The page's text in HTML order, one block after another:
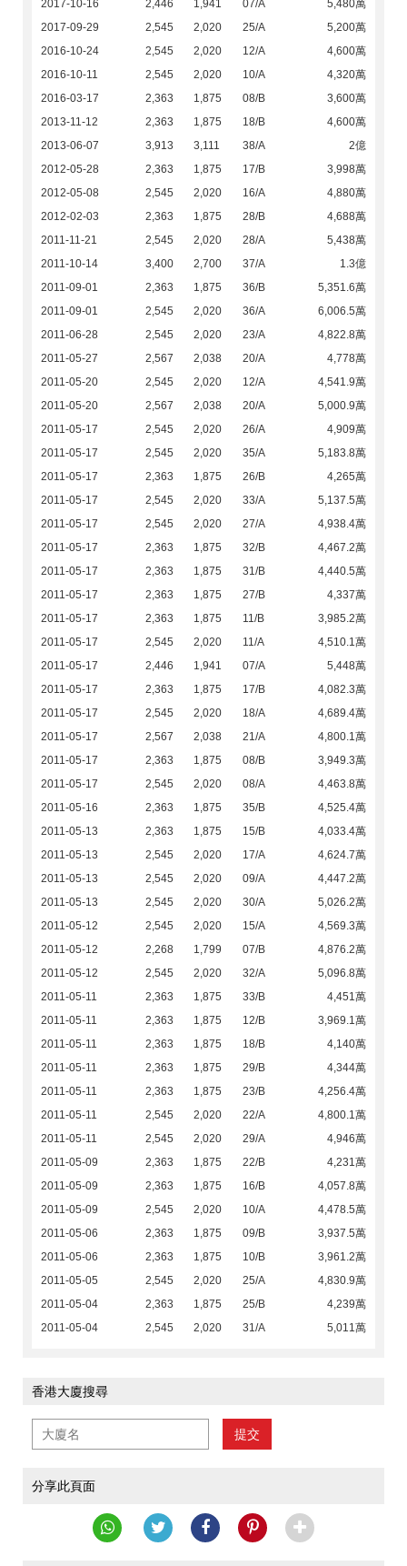
2017-10-16 2,446 1,941 07/A
5,480萬
2017-09-29
2,545 2,020 25/A
5,200萬
2016-10-24
2,545 2,020 12/A
4,600萬
2016-10-11
2,545 2,020 10/A
4,320萬
2016-03-17
2,363 1,875 08/B
3,600萬
2013-11-12
2,363 1,875 18/B
4,600萬
2013-06-07
3,913 3,111 38/A
2億
2012-05-28
2,363 1,875 17/B
3,998萬
2012-05-08
2,545 2,020 16/A
4,880萬
2012-02-03
2,363 1,875 28/B
4,688萬
2011-11-21
2,545 2,020 28/A
5,438萬
2011-10-14
3,400 2,700 37/A
1.3億
2011-09-01
2,363 1,875 36/B
5,351.6萬
2011-09-01
2,545 2,020 36/A
6,006.5萬
2011-06-28
2,545 2,020 23/A
4,822.8萬
2011-05-27
2,567 2,038 20/A
4,778萬
2011-05-20
2,545 2,020 12/A
4,541.9萬
2011-05-20
2,567 2,038 20/A
5,000.9萬
2011-05-17
2,545 2,020 26/A
4,909萬
2011-05-17
2,545 2,020 35/A
5,183.8萬
2011-05-17
2,363 1,875 26/B
4,265萬
2011-05-17
2,545 2,020 33/A
5,137.5萬
2011-05-17
2,545 2,020 27/A
4,938.4萬
2011-05-17
2,363 1,875 32/B
4,467.2萬
2011-05-17
2,363 1,875 31/B
4,440.5萬
2011-05-17
2,363 1,875 27/B
4,337萬
2011-05-17
2,363 1,875 11/B
3,985.2萬
2011-05-17
2,545 2,020 11/A
4,510.1萬
2011-05-17
2,446 1,941 07/A
5,448萬
2011-05-17
2,363 1,875 17/B
4,082.3萬
2011-05-17
2,545 2,020 18/A
4,689.4萬
2011-05-17
2,567 2,038 21/A
4,800.1萬
2011-05-17
2,363 1,875 08/B
3,949.3萬
2011-05-17
2,545 2,020 08/A
4,463.8萬
2011-05-16
2,363 1,875 35/B
4,525.4萬
2011-05-13
2,363 1,875 15/B
4,033.4萬
2011-05-13
2,545 2,020 17/A
4,624.7萬
2011-05-13
2,545 2,020 09/A
4,447.2萬
2011-05-13
2,545 2,020 30/A
5,026.2萬
2011-05-12
2,545 2,020 15/A
4,569.3萬
2011-05-12
2,268 1,799 07/B
4,876.2萬
2011-05-12
2,545 2,020 32/A
5,096.8萬
2011-05-11
2,363 1,875 33/B
4,451萬
2011-05-11
2,363 1,875 12/B
3,969.1萬
2011-05-11
2,363 1,875 18/B
4,140萬
2011-05-11
2,363 1,875 29/B
4,344萬
2011-05-11
2,363 1,875 23/B
4,256.4萬
2011-05-11
2,545 2,020 22/A
4,800.1萬
2011-05-11
2,545 2,020 29/A
4,946萬
2011-05-09
2,363 1,875 22/B
4,231萬
2011-05-09
2,363 1,875 16/B
4,057.8萬
2011-05-09
2,545 2,020 10/A
4,478.5萬
2011-05-06
2,363 1,875 09/B
3,937.5萬
2011-05-06
2,363 1,875 10/B
3,961.2萬
2011-05-05
2,545 2,020 25/A
4,830.9萬
2011-05-04
2,363 1,875 25/B
4,239萬
2011-05-04
2,545 2,020 31/A 5,011萬
香港大廈搜尋
提交
分享此頁面